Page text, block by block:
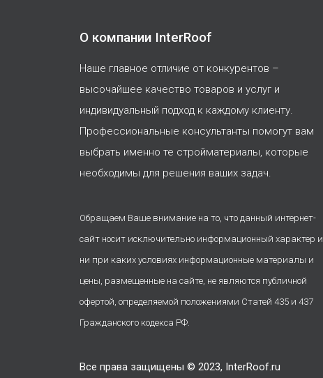
О компании InterRoof
Наше главное отличие от конкурентов –
высочайшее качество товаров и услуг и
индивидуальный подход к каждому клиенту.
Профессиональные консультанты помогут вам
выбрать именно те стройматериалы, которые
необходимы для решения ваших задач.
Обращаем Ваше внимание на то, что данный интернет-
сайт носит исключительно информационный характер и
ни при каких условиях информационные материалы и
цены, размещенные на сайте, не являются публичной
офертой, определяемой положениями Статей 435 и 437
Гражданского кодекса РФ.
Все права защищены © 2023, InterRoof.ru